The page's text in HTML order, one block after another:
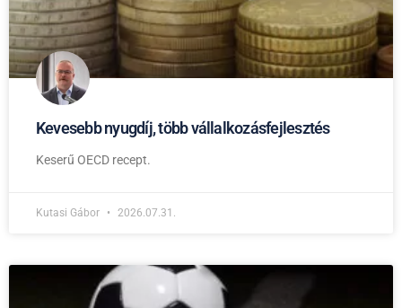
Kevesebb nyugdíj, több vállalkozásfejlesztés
Keserű OECD recept.
Kutasi Gábor 2026.07.31.